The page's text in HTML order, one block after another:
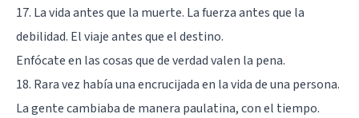
17. La vida antes que la muerte. La fuerza antes que la
debilidad. El viaje antes que el destino.
Enfócate en las cosas que de verdad valen la pena.
18. Rara vez había una encrucijada en la vida de una persona.
La gente cambiaba de manera paulatina, con el tiempo.